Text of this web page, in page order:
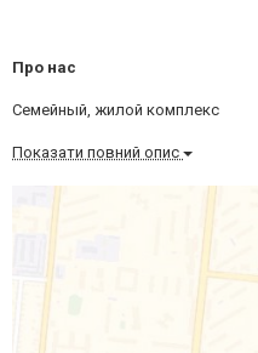
Про нас
Семейный, жилой комплекс
Показати повний опис